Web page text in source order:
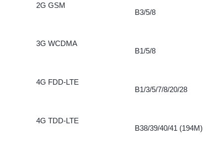
2G GSM
B3/5/8
3G WCDMA
B1/5/8
4G FDD-LTE
B1/3/5/7/8/20/28
4G TDD-LTE
B38/39/40/41 (194M)